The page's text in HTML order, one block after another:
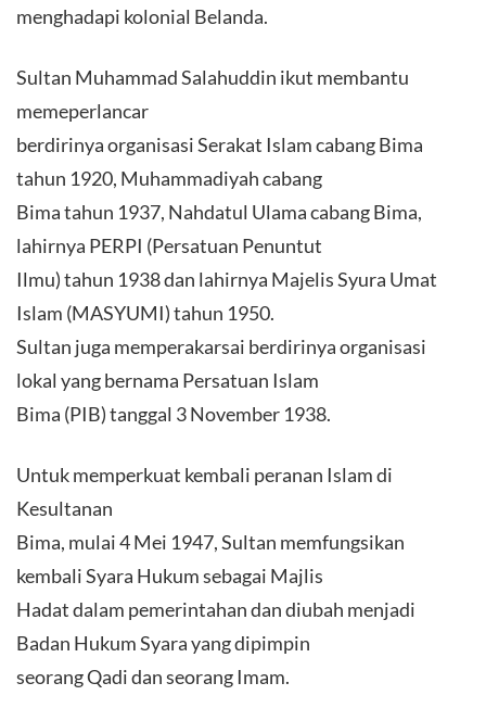
menghadapi kolonial Belanda.
Sultan Muhammad Salahuddin ikut membantu
memeperlancar
berdirinya organisasi Serakat Islam cabang Bima
tahun 1920, Muhammadiyah cabang
Bima tahun 1937, Nahdatul Ulama cabang Bima,
lahirnya PERPI (Persatuan Penuntut
Ilmu) tahun 1938 dan lahirnya Majelis Syura Umat
Islam (MASYUMI) tahun 1950.
Sultan juga memperakarsai berdirinya organisasi
lokal yang bernama Persatuan Islam
Bima (PIB) tanggal 3 November 1938.
Untuk memperkuat kembali peranan Islam di
Kesultanan
Bima, mulai 4 Mei 1947, Sultan memfungsikan
kembali Syara Hukum sebagai Majlis
Hadat dalam pemerintahan dan diubah menjadi
Badan Hukum Syara yang dipimpin
seorang Qadi dan seorang Imam.